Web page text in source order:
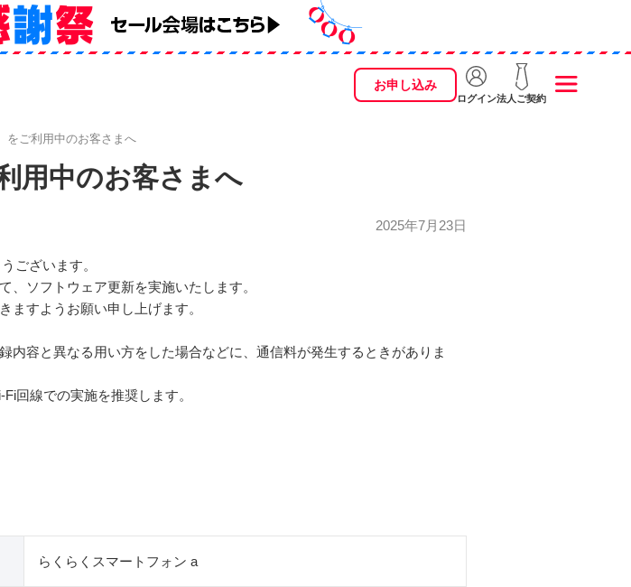
お申し込み
ログイン法人ご契約
ご利用中のお客さまへ
用中のお客さまへ
2025年7月23日
ございます。
ソフトウェア更新を実施いたします。
ますようお願い申し上げます。
容と異なる用い方をした場合などに、通信料が発生するときがありま
回線での実施を推奨します。
らくらくスマートフォン a